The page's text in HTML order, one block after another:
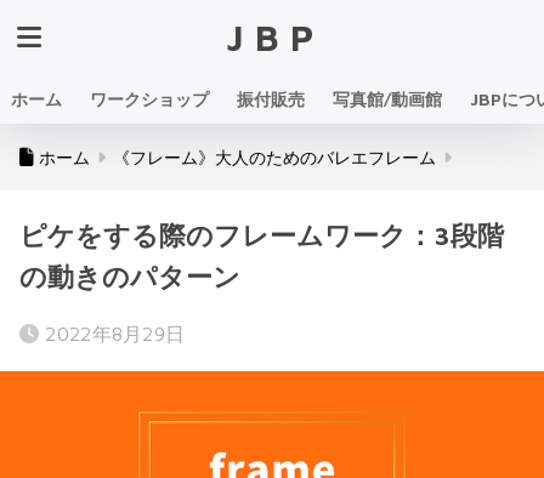
JBP
ホーム ワークショップ 振付販売 写真館/動画館 JBPにつ
ホーム 《フレーム》大人のためのバレエフレーム
ピケをする際のフレームワーク：3段階
の動きのパターン
2022年8月29日